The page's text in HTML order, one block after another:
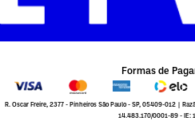
Formas de
R. Oscar Freire, 2377 - Pinheiros São Paulo - SP, 05409-012 |
14.483.170/0001-89 - IE: